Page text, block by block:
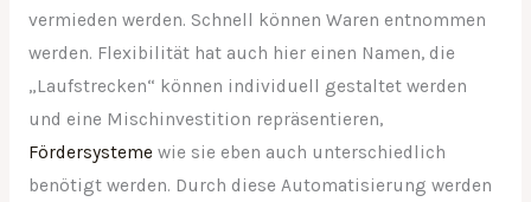
vermieden werden. Schnell können Waren entnommen
werden. Flexibilität hat auch hier einen Namen, die
„Laufstrecken“ können individuell gestaltet werden
und eine Mischinvestition repräsentieren,
Fördersystemewie sie eben auch unterschiedlich
benötigt werden. Durch diese Automatisierung werden